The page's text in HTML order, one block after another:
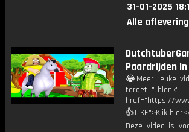
31-01-2025
Alle
Paardrijden In
😂Meer leuke
target="_blank"
href="https://
👍LIKE">Klik
Deze video is